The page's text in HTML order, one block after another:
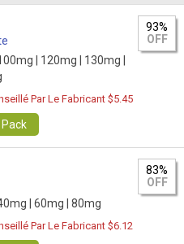
| 120mg |
130mg |
93%
OFF
Par Le Fabricant $5.45
| 60mg | 80mg
83%
OFF
Par Le Fabricant $6.12